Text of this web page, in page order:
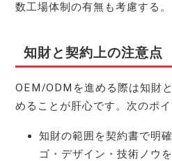
数工場体制の有無も考慮する。
知財と契約上の注意点
OEM/ODMを進める際は知財
めることが肝心です。次のポ
知財の範囲を契約書で明
ゴ・デザイン・技術ノウ